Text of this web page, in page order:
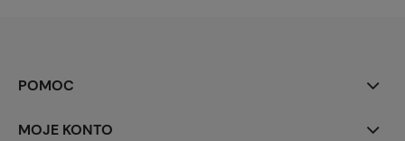
POMOC
MOJE KONTO